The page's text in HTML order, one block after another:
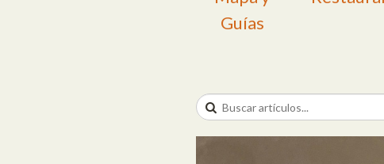
Guías